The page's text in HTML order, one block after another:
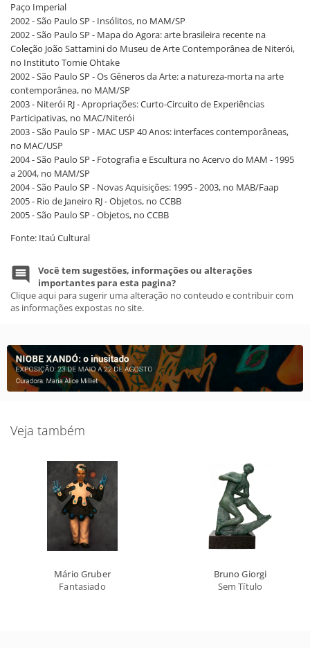
Paço Imperial
2002 - São Paulo SP - Insólitos, no MAM/SP
2002 - São Paulo SP - Mapa do Agora: arte brasileira recente na
Coleção João Sattamini do Museu de Arte Contemporânea de Niterói,
no Instituto Tomie Ohtake
2002 - São Paulo SP - Os Gêneros da Arte: a natureza-morta na arte
contemporânea, no MAM/SP
2003 - Niterói RJ - Apropriações: Curto-Circuito de Experiências
Participativas, no MAC/Niterói
2003 - São Paulo SP - MAC USP 40 Anos: interfaces contemporâneas,
no MAC/USP
2004 - São Paulo SP - Fotografia e Escultura no Acervo do MAM - 1995
a 2004, no MAM/SP
2004 - São Paulo SP - Novas Aquisições: 1995 - 2003, no MAB/Faap
2005 - Rio de Janeiro RJ - Objetos, no CCBB
2005 - São Paulo SP - Objetos, no CCBB
Fonte: Itaú Cultural
Você tem sugestões, informações ou alterações
importantes para esta pagina?
Clique aqui para sugerir uma alteração no conteudo e contribuir com
as informações expostas no site.
Veja também
Mário Gruber
Fantasiado
Bruno Giorgi
Sem Título